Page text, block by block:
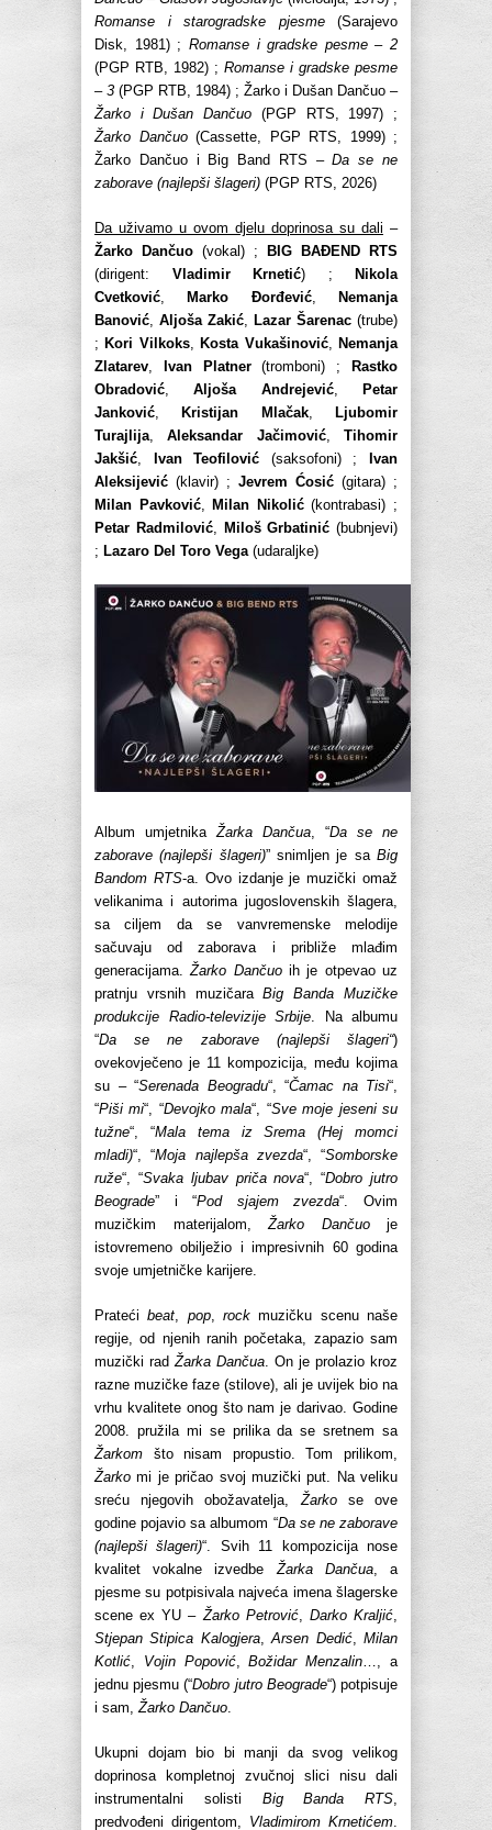
Romanse i starogradske pjesme(Sarajevo
Disk, 1981) ; Romanse i gradske pesme – 2
(PGP RTB, 1982) ; Romanse i gradske pesme
– 3 (PGP RTB, 1984) ; Žarko i Dušan Dančuo –
Žarko i Dušan Dančuo (PGP RTS, 1997) ;
Žarko Dančuo(Cassette, PGP RTS, 1999) ;
Žarko Dančuo i Big Band RTS –Da se ne
zaborave (najlepši šlageri) (PGP RTS, 2026)
Da uživamo u ovom djelu doprinosa su dali –
Žarko Dančuo (vokal) ; BIG BAĐEND RTS
(dirigent: Vladimir Krnetić) ; Nikola
Cvetković ,Marko Đorđević,Nemanja
Banović Aljoša Zakić Lazar Šarenac (trube)
;Kori Vilkoks,Kosta Vukašinović,Nemanja
Zlatarev
Ivan Platner(tromboni) ;Rastko
Obradović ,Aljoša Andrejević,Petar
Janković ,Kristijan Mlačak,Ljubomir
Turajlija ,Aleksandar Jačimović,Tihomir
Jakšić
Ivan Teofilović (saksofoni) ;Ivan
Aleksijević (klavir) ; Jevrem Ćosić (gitara) ;
Milan Pavković,Milan Nikolić(kontrabasi) ;
Petar Radmilović, Miloš Grbatinić (bubnjevi)
; Lazaro Del Toro Vega (udaraljke)
Album umjetnika Žarka Dančua , “Da se ne
zaborave (najlepši šlageri)” snimljen je saBig
Bandom RTS-a. Ovo izdanje je muzički omaž
velikanima i autorima jugoslovenskih šlagera,
sa ciljem da se vanvremenske melodije
sačuvaju od zaborava i približe mlađim
generacijama.Žarko Dančuoih je otpevao uz
pratnju vrsnih muzičaraBig Banda Muzičke
produkcije Radio-televizije Srbije . Na albumu
“Da se ne zaborave (najlepši šlageri“)
ovekovječeno je 11 kompozicija, među kojima
su – “Serenada Beogradu“, “Čamac na Tisi“,
“Piši mi“, “Devojko mala“, “Sve moje jeseni su
tužne“, “Mala tema iz Srema (Hej momci
mladi)“, “Moja najlepša zvezda“, “Somborske
ruže“, “Svaka ljubav priča nova“, “Dobro jutro
Beograde” i “Pod sjajem zvezda“. Ovim
muzičkim materijalom, Žarko Dančuoje
istovremeno obilježio i impresivnih 60 godina
svoje umjetničke karijere.
Pratećibeat pop,rock muzičku scenu naše
regije, od njenih ranih početaka, zapazio sam
muzički rad Žarka Dančua . On je prolazio kroz
razne muzičke faze (stilove), ali je uvijek bio na
vrhu kvalitete onog što nam je darivao. Godine
2008. pružila mi se prilika da se sretnem sa
Žarkom što nisam propustio. Tom prilikom,
Žarko mi je pričao svoj muzički put. Na veliku
sreću njegovih obožavatelja, Žarkose ove
godine pojavio sa albumom “Da se ne zaborave
(najlepši šlageri)“. Svih 11 kompozicija nose
kvalitet vokalne izvedbe Žarka Dančua, a
pjesme su potpisivala najveća imena šlagerske
scene ex YU – Žarko Petrović, Darko Kraljić
Stjepan Stipica Kalogjera,Arsen Dedić,Milan
Kotlić
Vojin Popović,Božidar Menzalin …, a
jednu pjesmu (“Dobro jutro Beograde“) potpisuje
i sam, Žarko Dančuo
Ukupni dojam bio bi manji da svog velikog
doprinosa kompletnoj zvučnoj slici nisu dali
instrumentalni solisti Big Banda RTS
predvođeni dirigentom, Vladimirom Krnetićem